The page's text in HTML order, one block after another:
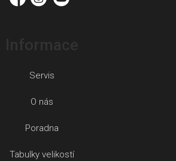
Servis
O nás
Poradna
Tabulky velikostí